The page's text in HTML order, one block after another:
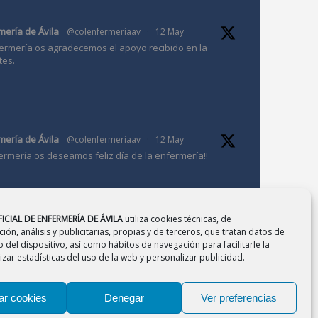
DE ENFERMERÍA DE ÁVILA utiliza cookies técnicas, de
análisis y publicitarias, propias y de terceros, que tratan datos de
del dispositivo, así como hábitos de navegación para facilitarle la
estadísticas del uso de la web y personalizar publicidad.
cookies Denegar Ver preferencias
de Ávila @colenfermeriaav · 12 May
os agradecemos el apoyo recibido en la
de Ávila @colenfermeriaav · 12 May
os deseamos feliz día de la enfermería!!
de Ávila @colenfermeriaav · 10 Mar
Jornada de Investigación en Enfermería.
9 de marzo al 15 de abril